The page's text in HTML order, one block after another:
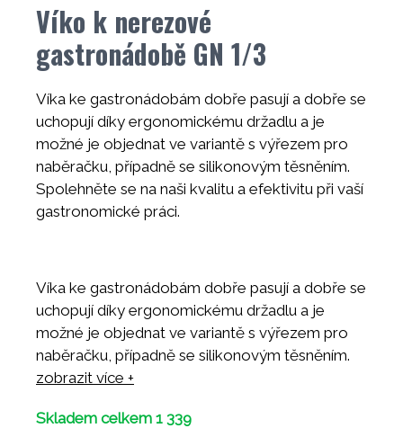
Víko k nerezové
gastronádobě GN 1/3
Víka ke gastronádobám dobře pasují a dobře se
uchopují díky ergonomickému držadlu a je
možné je objednat ve variantě s výřezem pro
naběračku, případně se silikonovým těsněním.
Spolehněte se na naši kvalitu a efektivitu při vaší
gastronomické práci.
Víka ke gastronádobám dobře pasují a dobře se
uchopují díky ergonomickému držadlu a je
možné je objednat ve variantě s výřezem pro
naběračku, případně se silikonovým těsněním.
Spolehněte se na naši kvalitu a efektivitu při vaší
zobrazit více +
Skladem celkem 1 339